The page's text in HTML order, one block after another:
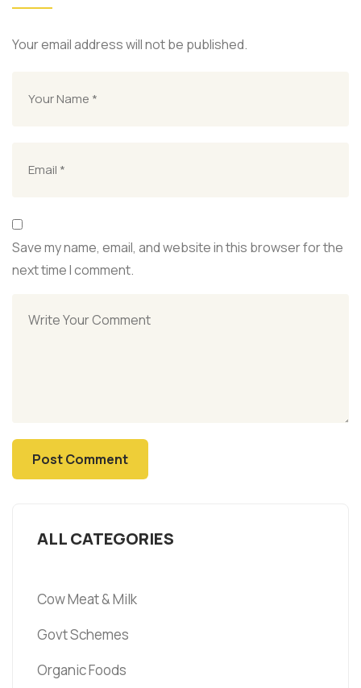
Your email address will not be published.
Save my name, email, and website in this browser for the
next time I comment.
ALL CATEGORIES
Cow Meat & Milk
Govt Schemes
Organic Foods